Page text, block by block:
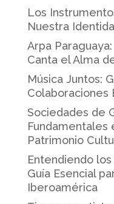
Los
Nuestra
Arpa
Canta el Alma
Música Juntos:
Colaboraciones
Sociedades de
Fundamentales
Patrimonio
Entendiendo
Guía Esencial
Iberoamérica